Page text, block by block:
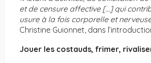
et de censure affective […] qui
usure à la fois corporelle et
Christine Guionnet, dans
Jouer les costauds, frimer,